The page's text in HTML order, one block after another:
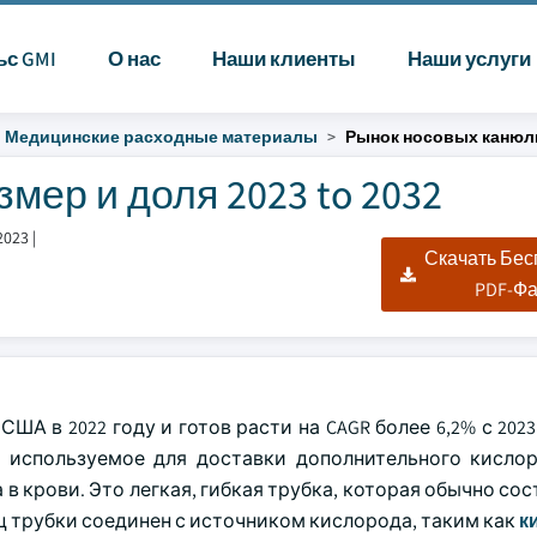
GMI О нас Наши клиенты Наши услуги
Медицинские расходные материалы Рынок носовых
и доля 2023 to 2032
|
Скачать
PDF-
в 2022 году и готов расти на CAGR более 6,2% с
для доставки дополнительного
Это легкая, гибкая трубка, которая обычно
соединен с источником кислорода, таким как